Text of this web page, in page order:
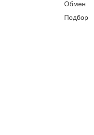
Обмен
Подбор